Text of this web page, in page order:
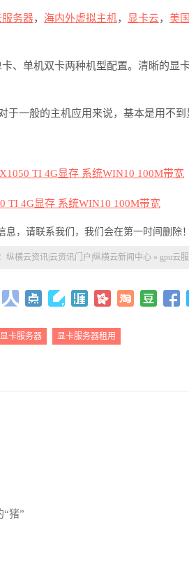
服务器， 海内外虚拟主机， 显卡云， 美
、单机双卡两种机型配置。清晰的显
于一般的主机应用来说，基本是用不到
TI 4G显存 系统WIN10 100M带宽
TI 4G显存 系统WIN10 100M带宽
，请联系我们，我们会在第一时间删除！
纵横云资讯|云资讯门户|纵横云新闻中心 » gpu云
显卡服务器 显卡服务器租用
猪”